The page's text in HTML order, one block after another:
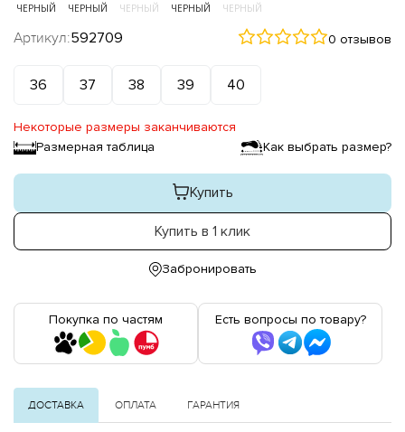
ЧЕРНЫЙ ЧЕРНЫЙ ЧЕРНЫЙ ЧЕРНЫЙ ЧЕРНЫЙ
Артикул:592709 0 отзывов
36 37 38 39 40
Некоторые размеры заканчиваются
Размерная таблица
Как выбрать размер?
Купить
Купить в 1 клик
Забронировать
Покупка по частям Есть вопросы по товару?
ДОСТАВКА ОПЛАТА ГАРАНТИЯ